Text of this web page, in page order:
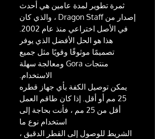
ثمرة تطوير لمدة عامين هي أحدث
إصدار من Dragon Staff ، والذي كان
في الأصل اختراعي منذ عام 2002.
هذا هو الحل الأفضل الذي يوفر
تصميمًا موثوقًا وقويًا مثل جميع
منتجات Gora ومعالجة سهلة
الاستخدام.
يمكن توصيل الكفة بأي جهاز قطره
25 مم أو أقل. إذا كان طاقم العمل
أقل من 25 مم ، فأنت بحاجة إلى
استخدام نوع ما
الشريط للوصول إلى القطر الدقيق ،